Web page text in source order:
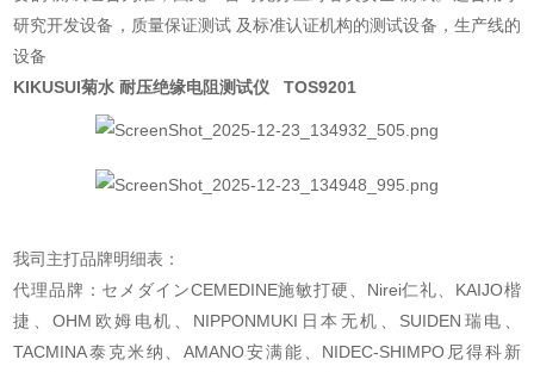
研究开发设备，质量保证测试 及标准认证机构的测试设备，生产线的
设备
KIKUSUI菊水 耐压绝缘电阻测试仪 TOS9201
我司主打品牌明细表：
代理品牌：セメダインCEMEDINE施敏打硬、Nirei仁礼、KAIJO楷
捷、OHM欧姆电机、NIPPONMUKI日本无机、SUIDEN瑞电、
TACMINA泰克米纳、AMANO安满能、NIDEC-SHIMPO尼得科新